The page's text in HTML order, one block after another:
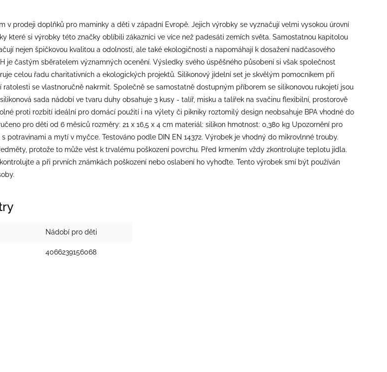
v prodeji doplňků pro maminky a děti v západní Evropě. Jejich výrobky se vyznačují velmi vysokou úrovní
které si výrobky této značky oblíbili zákazníci ve více než padesáti zemích světa. Samostatnou kapitolou
nejen špičkovou kvalitou a odolností, ale také ekologičností a napomáhají k dosažení nadčasového
je častým sběratelem významných ocenění. Výsledky svého úspěšného působení si však společnost
celou řadu charitativních a ekologických projektů. Silikonový jídelní set je skvělým pomocníkem při
ratolesti se vlastnoručně nakrmit. Společně se samostatně dostupným příborem se silikonovou rukojetí jsou
sada nádobí ve tvaru duhy obsahuje 3 kusy - talíř, misku a talířek na svačinu flexibilní, prostorově
proti rozbití ideální pro domácí použití i na výlety či pikniky roztomilý design neobsahuje BPA vhodné do
pro děti od 6 měsíců rozměry: 21 x 16,5 x 4 cm materiál: silikon hmotnost: 0,380 kg Upozornění pro
potravinami a mytí v myčce. Testováno podle DIN EN 14372. Výrobek je vhodný do mikrovlnné trouby.
protože to může vést k trvalému poškození povrchu. Před krmením vždy zkontrolujte teplotu jídla.
a při prvních známkách poškození nebo oslabení ho vyhoďte. Tento výrobek smí být používán
Nádobí pro děti
4066239156068